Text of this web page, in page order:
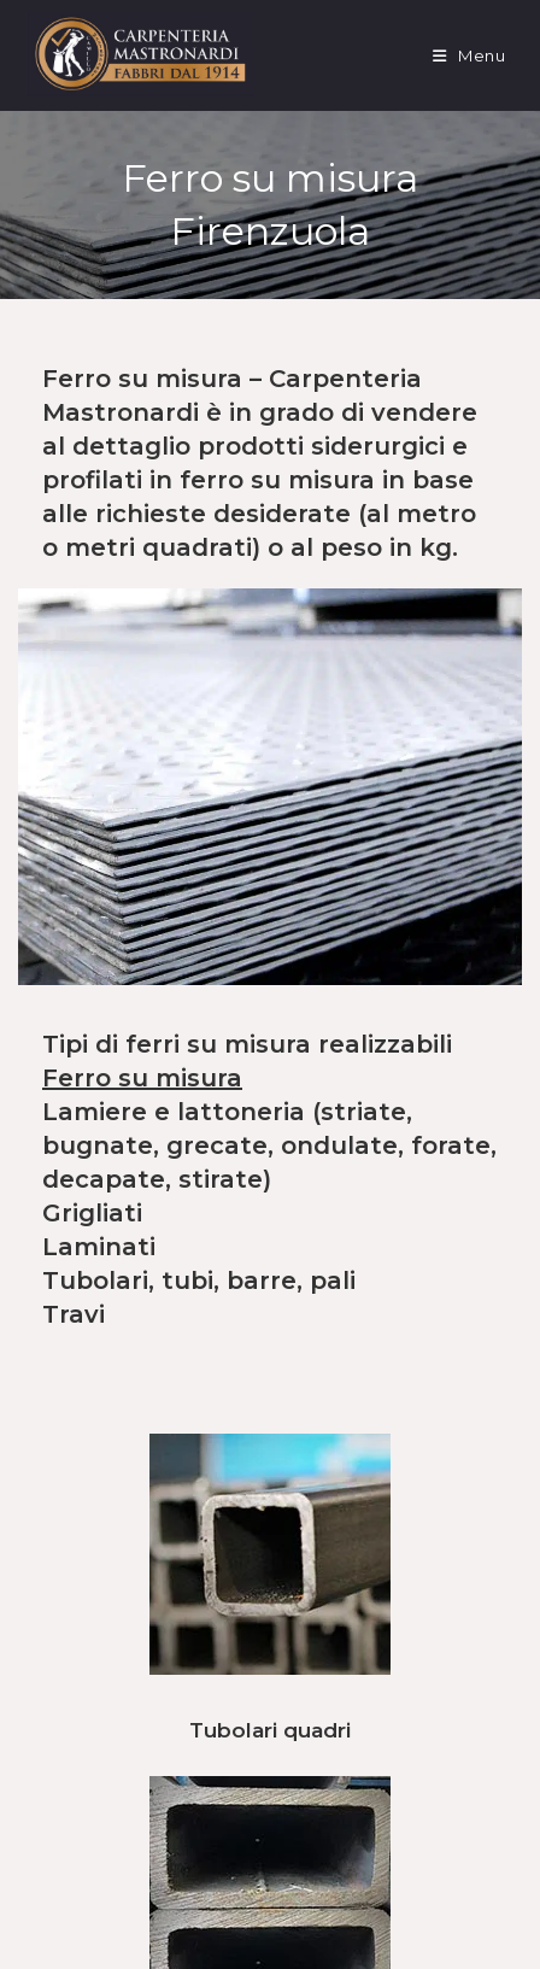
contenuto
Menu
Ferro su misura
Firenzuola
Ferro su misura – Carpenteria
Mastronardi è in grado di vendere
al dettaglio prodotti siderurgici e
profilati in ferro su misura in base
alle richieste desiderate (al metro
o metri quadrati) o al peso in kg.
Tipi di ferri su misura realizzabili
Ferro su misura
Lamiere e lattoneria (striate,
bugnate, grecate, ondulate, forate,
decapate, stirate)
Grigliati
Laminati
Tubolari, tubi, barre, pali
Travi
Tubolari quadri